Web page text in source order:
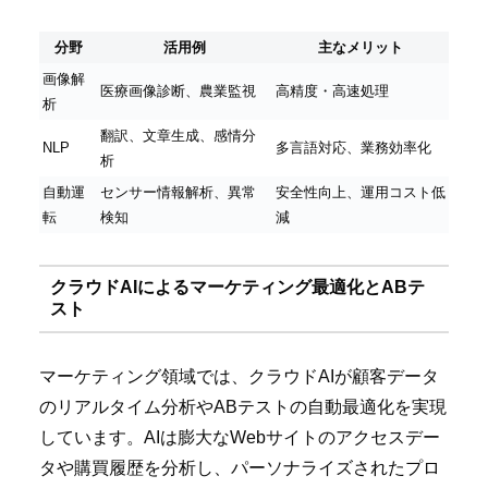
分野 活用例
主なメリット
画像解
析
医療画像診断、農業監視 高精度・高速処理
NLP
翻訳、文章生成、感情分
析
多言語対応、業務効率化
自動運
転
センサー情報解析、異常
検知
安全性向上、運用コスト低
減
クラウドAIによるマーケティング最適化とABテ
スト
マーケティング領域では、クラウドAIが顧客データ
のリアルタイム分析やABテストの自動最適化を実現
しています。AIは膨大なWebサイトのアクセスデー
タや購買履歴を分析し、パーソナライズされたプロ